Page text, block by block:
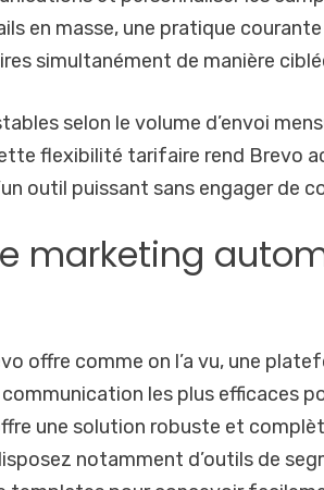
en masse, une pratique
simultanément de manière
selon le volume d’envoi
flexibilité tarifaire rend Brevo
outil puissant sans engager de
marketing
offre comme on l’a vu, une
communication les plus efficaces
une solution robuste et
notamment d’outils de